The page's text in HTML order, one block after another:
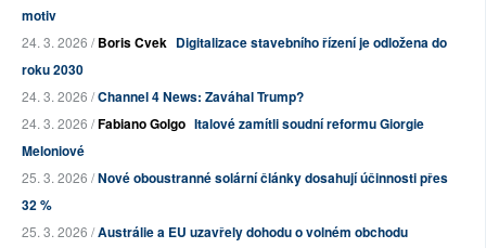
motiv
24. 3. 2026 /Boris Cvek Digitalizace stavebního řízení je odložena do
roku 2030
24. 3. 2026 /Channel 4 News: Zaváhal Trump?
24. 3. 2026 /Fabiano Golgo Italové zamítli soudní reformu Giorgie
Meloniové
25. 3. 2026 /Nové oboustranné solární články dosahují účinnosti přes
32 %
25. 3. 2026 /Austrálie a EU uzavřely dohodu o volném obchodu